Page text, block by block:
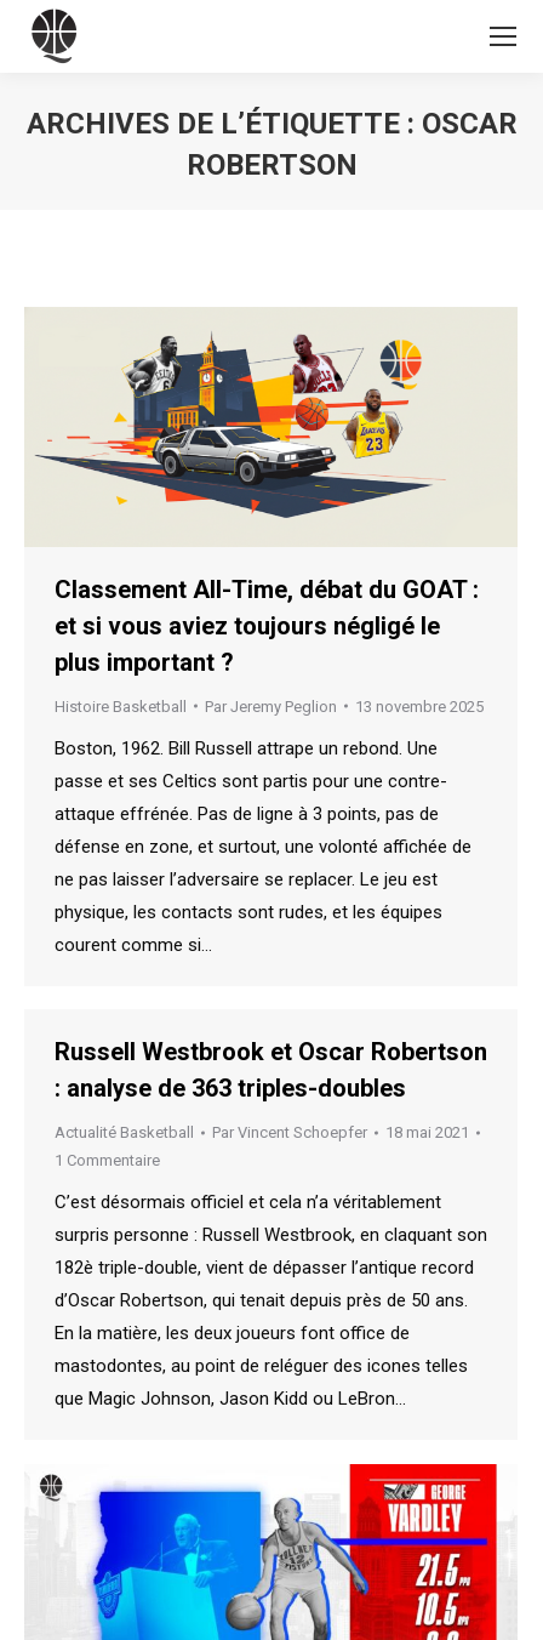
ARCHIVES DE L’ÉTIQUETTE : OSCAR
ROBERTSON
Classement All-Time, débat du GOAT :
et si vous aviez toujours négligé le
plus important ?
Histoire Basketball Par Jeremy Peglion 13 novembre 2025
Boston, 1962. Bill Russell attrape un rebond. Une
passe et ses Celtics sont partis pour une contre-
attaque effrénée. Pas de ligne à 3 points, pas de
défense en zone, et surtout, une volonté affichée de
ne pas laisser l’adversaire se replacer. Le jeu est
physique, les contacts sont rudes, et les équipes
courent comme si…
Russell Westbrook et Oscar Robertson
: analyse de 363 triples-doubles
Actualité Basketball Par Vincent Schoepfer
18 mai 2021
1 Commentaire
C’est désormais officiel et cela n’a véritablement
surpris personne : Russell Westbrook, en claquant son
182è triple-double, vient de dépasser l’antique record
d’Oscar Robertson, qui tenait depuis près de 50 ans.
En la matière, les deux joueurs font office de
mastodontes, au point de reléguer des icones telles
que Magic Johnson, Jason Kidd ou LeBron…